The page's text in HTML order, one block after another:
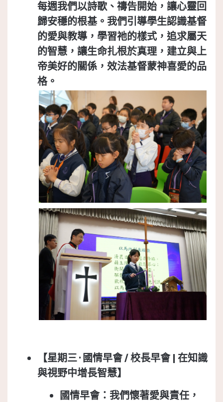
每週我們以詩歌、禱告開始，讓心靈回
歸安穩的根基。我們引導學生認識基督
的愛與教導，學習祂的樣式，追求屬天
的智慧，讓生命扎根於真理，建立與上
帝美好的關係，效法基督蒙神喜愛的品
格。
【星期三 · 國情早會 /校長早會 | 在知識
與視野中增長智慧】
國情早會：我們懷著愛與責任，